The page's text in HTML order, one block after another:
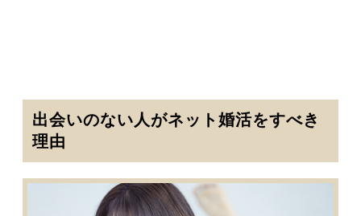
出会いのない人がネット婚活をすべき
理由